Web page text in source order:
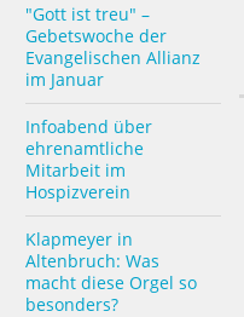
"Gott ist treu" –
Gebetswoche der
Evangelischen Allianz
im Januar
Infoabend über
ehrenamtliche
Mitarbeit im
Hospizverein
Klapmeyer in
Altenbruch: Was
macht diese Orgel so
besonders?